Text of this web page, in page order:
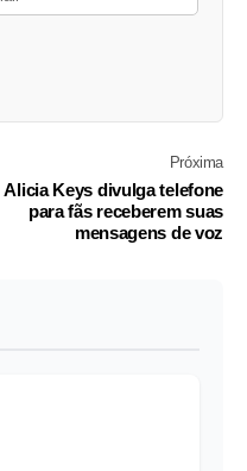
Próxima
Alicia Keys divulga telefone
para fãs receberem suas
mensagens de voz